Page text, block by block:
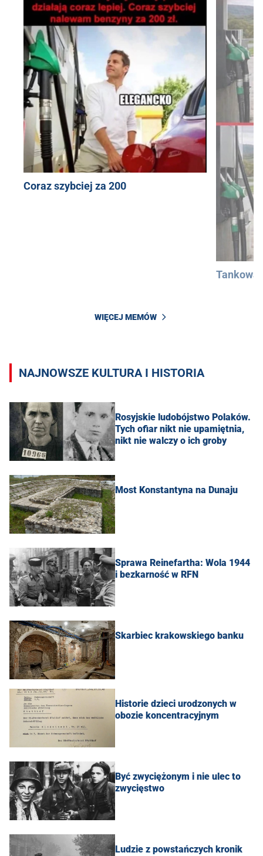
Coraz szybciej za 200
WIĘCEJ MEMÓW
NAJNOWSZE KULTURA I HISTORIA
Rosyjskie ludobójstwo Polaków.
Tych ofiar nikt nie upamiętnia,
nikt nie walczy o ich groby
Most Konstantyna na Dunaju
Sprawa Reinefartha: Wola 1944
i bezkarność w RFN
Skarbiec krakowskiego banku
Historie dzieci urodzonych w
obozie koncentracyjnym
Być zwyciężonym i nie ulec to
zwycięstwo
Ludzie z powstańczych kronik